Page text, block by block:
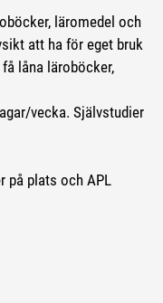
läromedel och
att ha för eget bruk
låna läroböcker,
vecka. Självstudier
plats och APL